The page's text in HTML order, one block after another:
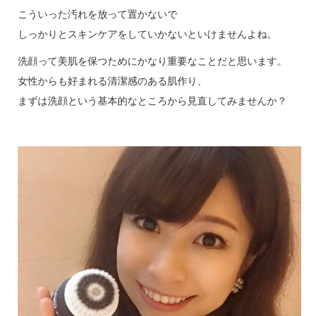
こういった汚れを放って置かないで
しっかりとスキンケアをしていかないといけませんよね。
洗顔って美肌を保つためにかなり重要なことだと思います。
女性からも好まれる清潔感のある肌作り、
まずは洗顔という基本的なところから見直してみませんか？